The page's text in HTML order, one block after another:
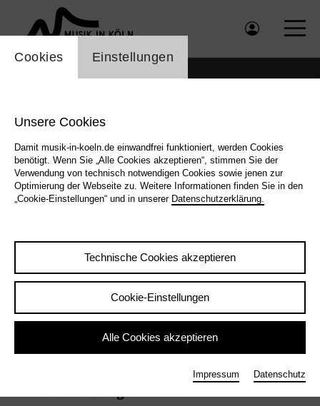
Einstellung Cookienbanner
Cookies Einstellungen
Unsere Cookies
Damit musik-in-koeln.de einwandfrei funktioniert, werden Cookies
benötigt. Wenn Sie „Alle Cookies akzeptieren“, stimmen Sie der
Verwendung von technisch notwendigen Cookies sowie jenen zur
Optimierung der Webseite zu. Weitere Informationen finden Sie in den
„Cookie-Einstellungen“ und in unserer Datenschutzerklärung.
Technische Cookies akzeptieren
Cookie-Einstellungen
Alle Cookies akzeptieren
Impressum Datenschutz
Übersicht
In Veranstaltungen wie ...